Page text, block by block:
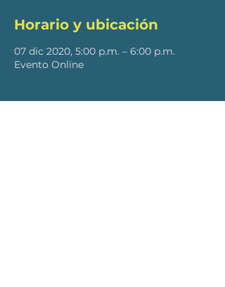
Horario y ubicación
07 dic 2020, 5:00 p.m. – 6:00 p.m.
Evento Online